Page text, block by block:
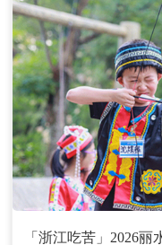
「浙江吃苦」2026丽